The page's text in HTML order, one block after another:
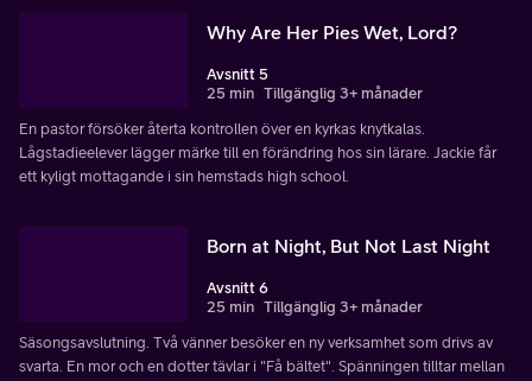
Why Are Her Pies Wet, Lord?
Avsnitt 5
25 min Tillgänglig 3+ månader
En pastor försöker återta kontrollen över en kyrkas knytkalas.
Lågstadieelever lägger märke till en förändring hos sin lärare. Jackie får
ett kyligt mottagande i sin hemstads high school.
Born at Night, But Not Last Night
Avsnitt 6
25 min Tillgänglig 3+ månader
Säsongsavslutning. Två vänner besöker en ny verksamhet som drivs av
svarta. En mor och en dotter tävlar i "Få bältet". Spänningen tilltar mellan